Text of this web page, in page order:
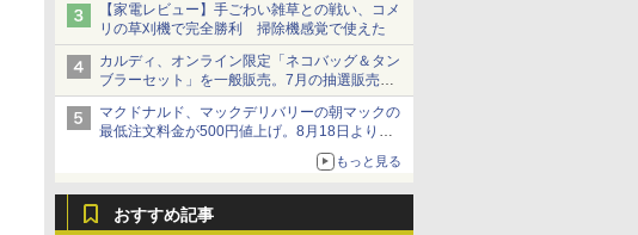
【家電レビュー】手ごわい雑草との戦い、コメ
リの草刈機で完全勝利 掃除機感覚で使えた
カルディ、オンライン限定「ネコバッグ＆タン
ブラーセット」を一般販売。7月の抽選販売の
当選無効分
マクドナルド、マックデリバリーの朝マックの
最低注文料金が500円値上げ。8月18日より
もっと見る
おすすめ記事